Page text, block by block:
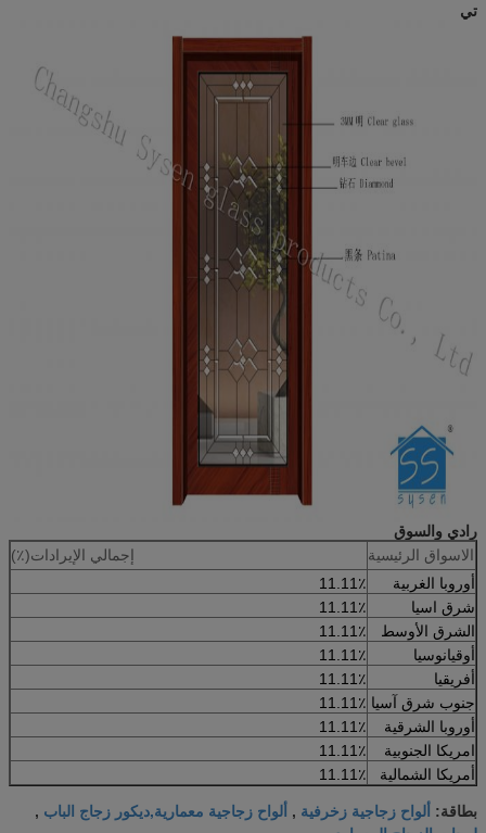
تي
رادي والسوق
الاسواق الرئيسية
إجمالي الإيرادات(٪)
أوروبا الغربية
11.11٪
شرق اسيا
11.11٪
الشرق الأوسط
11.11٪
أوقيانوسيا
11.11٪
أفريقيا
11.11٪
جنوب شرق آسيا 11.11٪
أوروبا الشرقية
11.11٪
امريكا الجنوبية
11.11٪
أمريكا الشمالية
11.11٪
بطاقة: ألواح زجاجية زخرفية , ألواح زجاجية معمارية,ديكور زجاج الباب ,